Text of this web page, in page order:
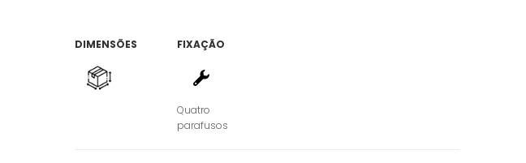
DIMENSÕES FIXAÇÃO
Quatro
parafusos